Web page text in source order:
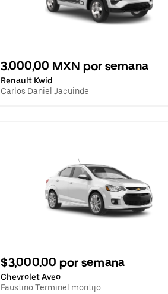
3.000,00 MXN por semana
Renault Kwid
Carlos Daniel Jacuinde
$3,000.00 por semana
Chevrolet Aveo
Faustino Terminel montijo